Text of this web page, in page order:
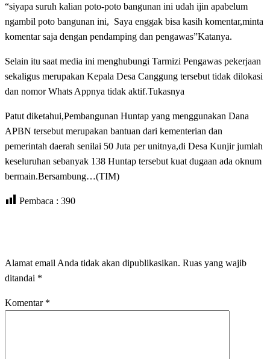
“siyapa suruh kalian poto-poto bangunan ini udah ijin apabelum
ngambil poto bangunan ini, Saya enggak bisa kasih komentar,minta
komentar saja dengan pendamping dan pengawas”Katanya.
Selain itu saat media ini menghubungi Tarmizi Pengawas pekerjaan
sekaligus merupakan Kepala Desa Canggung tersebut tidak dilokasi
dan nomor Whats Appnya tidak aktif.Tukasnya
Patut diketahui,Pembangunan Huntap yang menggunakan Dana
APBN tersebut merupakan bantuan dari kementerian dan
pemerintah daerah senilai 50 Juta per unitnya,di Desa Kunjir jumlah
keseluruhan sebanyak 138 Huntap tersebut kuat dugaan ada oknum
bermain.Bersambung…(TIM)
Pembaca : 390
Alamat email Anda tidak akan dipublikasikan. Ruas yang wajib
ditandai *
Komentar *